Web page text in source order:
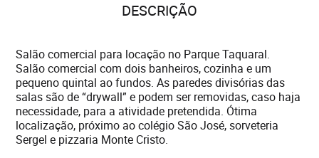
DESCRIÇÃO
Salão comercial para locação no Parque Taquaral.
Salão comercial com dois banheiros, cozinha e um
pequeno quintal ao fundos. As paredes divisórias das
salas são de “drywall” e podem ser removidas, caso haja
necessidade, para a atividade pretendida. Ótima
localização, próximo ao colégio São José, sorveteria
Sergel e pizzaria Monte Cristo.